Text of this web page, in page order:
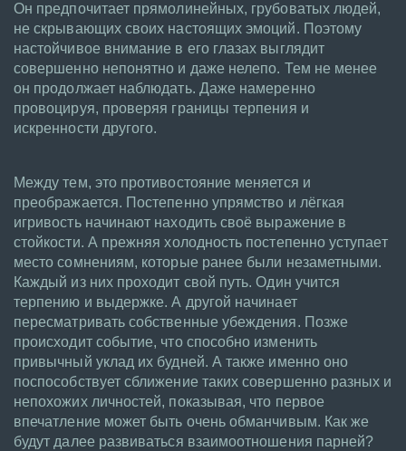
Он предпочитает прямолинейных, грубоватых людей,
не скрывающих своих настоящих эмоций. Поэтому
настойчивое внимание в его глазах выглядит
совершенно непонятно и даже нелепо. Тем не менее
он продолжает наблюдать. Даже намеренно
провоцируя, проверяя границы терпения и
искренности другого.
Между тем, это противостояние меняется и
преображается. Постепенно упрямство и лёгкая
игривость начинают находить своё выражение в
стойкости. А прежняя холодность постепенно уступает
место сомнениям, которые ранее были незаметными.
Каждый из них проходит свой путь. Один учится
терпению и выдержке. А другой начинает
пересматривать собственные убеждения. Позже
происходит событие, что способно изменить
привычный уклад их будней. А также именно оно
поспособствует сближение таких совершенно разных и
непохожих личностей, показывая, что первое
впечатление может быть очень обманчивым. Как же
будут далее развиваться взаимоотношения парней?